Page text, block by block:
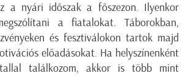
a nyári időszak a főszezon. Ilyenkor
a fiatalokat. Táborokban,
és fesztiválokon tartok majd
előadásokat. Ha helyszínenként
találkozom, akkor is több mint